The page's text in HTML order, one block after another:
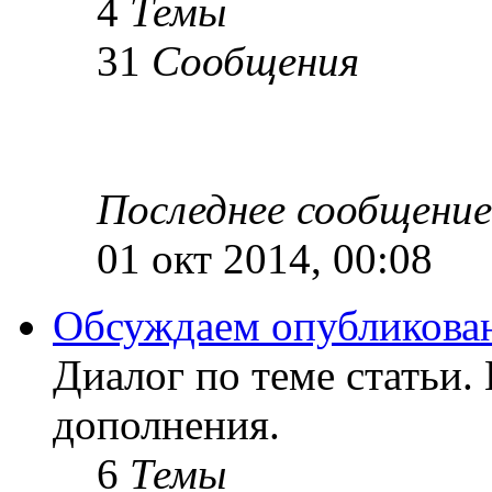
4 Темы
31 Сообщения
Последнее сообщение
01 окт 2014, 00:08
Обсуждаем
Диалог по теме
дополнения.
6 Темы